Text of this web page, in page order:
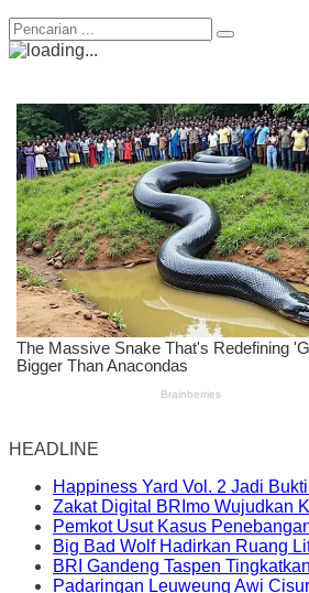
HEADLINE
Happiness Yard Vol. 2 Jadi
Zakat Digital BRImo Wujudkan
Pemkot Usut Kasus
Big Bad Wolf Hadirkan Ruang
BRI Gandeng Taspen
Padaringan Leuweung Awi